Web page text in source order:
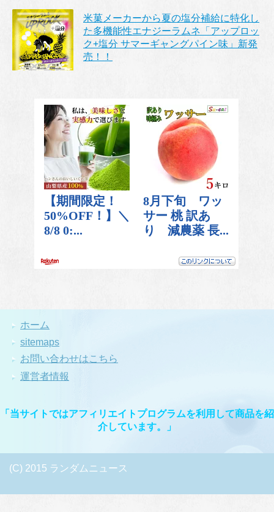
米菓メーカーから夏の塩分補給に特化し
た多機能性エナジーラムネ「アップロッ
ク+塩分 サマーギャングパイン味」新発
売！！
ホーム
sitemaps
お問い合わせはこちら
運営者情報
「当サイトではアフィリエイトプログラムを利用して商品を紹
介しています。」
(C) 2015 ランダムニュース